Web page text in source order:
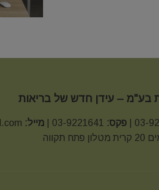
בע"מ – עידן חדש של בריאות
פקס: מייל:
תקווה